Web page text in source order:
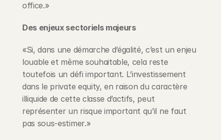
office.»
Des enjeux sectoriels majeurs
«Si, dans une démarche d’égalité, c’est un enjeu
louable et même souhaitable, cela reste
toutefois un défi important. L’investissement
dans le private equity, en raison du caractère
illiquide de cette classe d’actifs, peut
représenter un risque important qu’il ne faut
pas sous-estimer.»